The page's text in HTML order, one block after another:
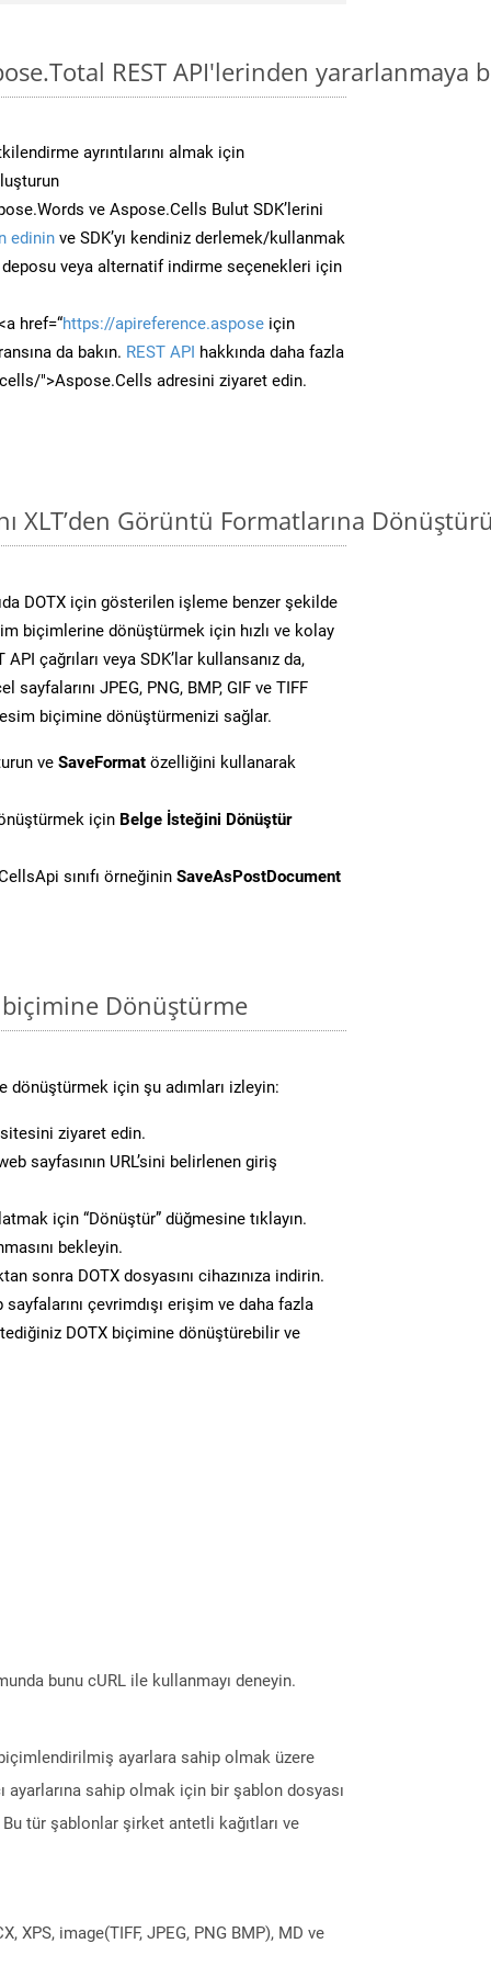
REST API'lerinden yararlanmaya
ayrıntılarını almak için
ve Aspose.Cells Bulut SDK’lerini
edinin ve SDK’yı kendiniz derlemek/kullanmak
deposu veya alternatif indirme seçenekleri için
href=“https://apireference.aspose için
da bakın. REST API hakkında daha fazla
">Aspose.Cells adresini ziyaret edin.
XLT’den Görüntü Formatlarına
DOTX için gösterilen işleme benzer şekilde
biçimlerine dönüştürmek için hızlı ve kolay
çağrıları veya SDK’lar kullansanız da,
sayfalarını JPEG, PNG, BMP, GIF ve TIFF
biçimine dönüştürmenizi sağlar.
ve SaveFormat özelliğini kullanarak
için Belge İsteğini Dönüştür
sınıfı örneğinin SaveAsPostDocument
biçimine Dönüştürme
dönüştürmek için şu adımları izleyin:
ziyaret edin.
sayfasının URL’sini belirlenen giriş
için “Dönüştür” düğmesine tıklayın.
bekleyin.
sonra DOTX dosyasını cihazınıza indirin.
sayfalarını çevrimdışı erişim ve daha fazla
DOTX biçimine dönüştürebilir ve
bunu cURL ile kullanmayı deneyin.
ayarlara sahip olmak üzere
sahip olmak için bir şablon dosyası
tür şablonlar şirket antetli kağıtları ve
XPS, image(TIFF, JPEG, PNG BMP), MD ve